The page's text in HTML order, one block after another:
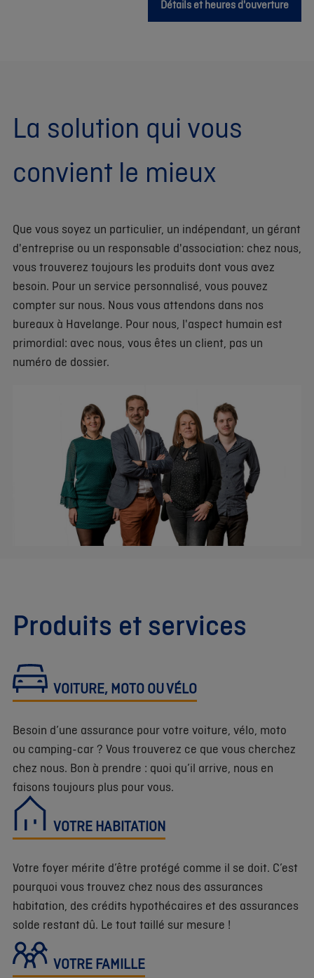
Détails et heures d'ouverture
La solution qui vous
convient le mieux
Que vous soyez un particulier, un indépendant, un gérant
d'entreprise ou un responsable d'association: chez nous,
vous trouverez toujours les produits dont vous avez
besoin. Pour un service personnalisé, vous pouvez
compter sur nous. Nous vous attendons dans nos
bureaux à Havelange. Pour nous, l'aspect humain est
primordial: avec nous, vous êtes un client, pas un
numéro de dossier.
Produits et services
VOITURE, MOTO OU VÉLO
Besoin d’une assurance pour votre voiture, vélo, moto
ou camping-car ? Vous trouverez ce que vous cherchez
chez nous. Bon à prendre : quoi qu’il arrive, nous en
faisons toujours plus pour vous.
VOTRE HABITATION
Votre foyer mérite d’être protégé comme il se doit. C’est
pourquoi vous trouvez chez nous des assurances
habitation, des crédits hypothécaires et des assurances
solde restant dû. Le tout taillé sur mesure !
VOTRE FAMILLE